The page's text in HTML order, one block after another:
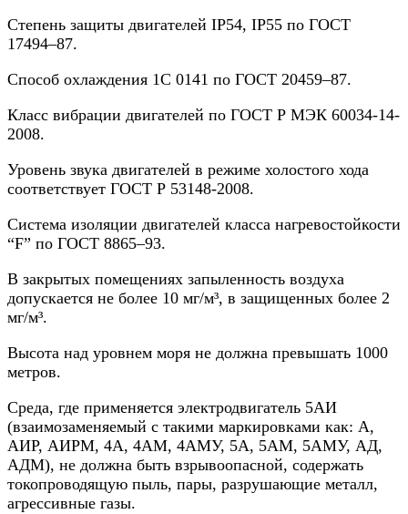
Степень защиты двигателей IP54, IP55 по ГОСТ
17494–87.
Способ охлаждения 1С 0141 по ГОСТ 20459–87.
Класс вибрации двигателей по ГОСТ Р МЭК 60034-14-
2008.
Уровень звука двигателей в режиме холостого хода
соответствует ГОСТ Р 53148-2008.
Система изоляции двигателей класса нагревостойкости
“F” по ГОСТ 8865–93.
В закрытых помещениях запыленность воздуха
допускается не более 10 мг/м³, в защищенных более 2
мг/м³.
Высота над уровнем моря не должна превышать 1000
метров.
Среда, где применяется электродвигатель 5АИ
(взаимозаменяемый с такими маркировками как: А,
АИР, АИРМ, 4А, 4АМ, 4АМУ, 5А, 5АМ, 5АМУ, АД,
АДМ), не должна быть взрывоопасной, содержать
токопроводящую пыль, пары, разрушающие металл,
агрессивные газы.